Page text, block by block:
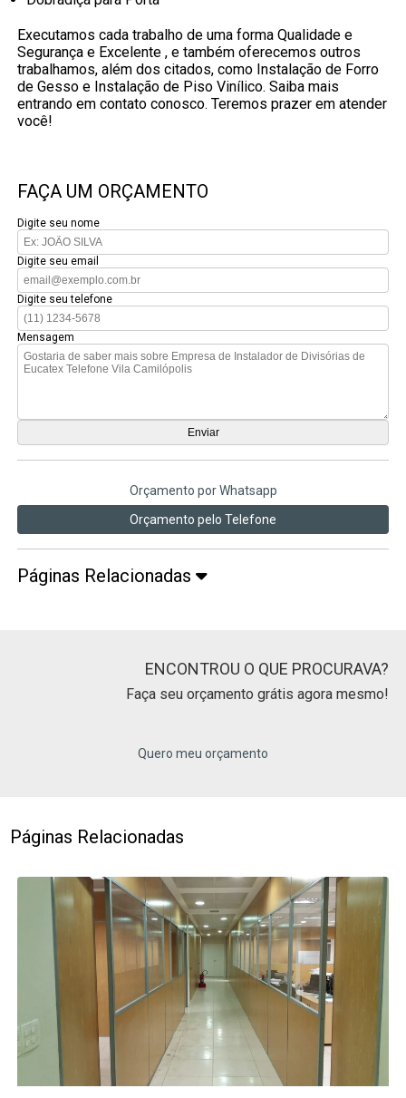
Executamos cada trabalho de uma forma Qualidade e
Segurança e Excelente , e também oferecemos outros
trabalhamos, além dos citados, como Instalação de Forro
de Gesso e Instalação de Piso Vinílico. Saiba mais
entrando em contato conosco. Teremos prazer em atender
você!
FAÇA UM ORÇAMENTO
Digite seu nome
Digite seu email
Digite seu telefone
Mensagem
Orçamento por Whatsapp
Orçamento pelo Telefone
Páginas Relacionadas
ENCONTROU O QUE PROCURAVA?
Faça seu orçamento grátis agora mesmo!
Quero meu orçamento
Páginas Relacionadas